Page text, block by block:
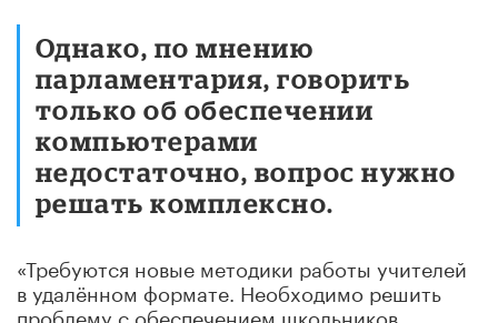
Однако, по мнению
парламентария, говорить
только об обеспечении
компьютерами
недостаточно, вопрос нужно
решать комплексно.
«Требуются новые методики работы учителей
в удалённом формате. Необходимо решить
проблему с обеспечением школьников